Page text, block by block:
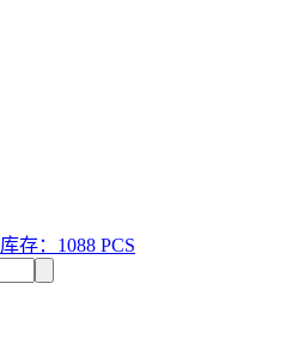
库存：1088 PCS